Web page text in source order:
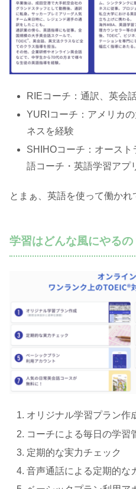
RIEコーチ：通訳、英会
YURIコーチ：アメリカ
ネスを経験
SHIHOコーチ：オース
語コーチ・英語学習アプ
とまぁ、英語を使って働かれ
学習はどんな風にやるの
オリジナル学習プラン作
コーチによる毎日の学習
定期的な実力チェック
音声通話による定期的な